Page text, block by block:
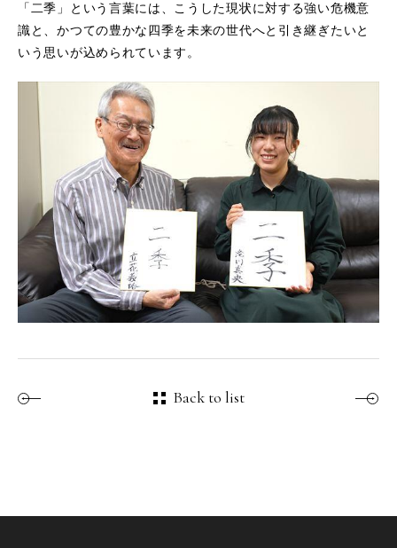
「二季」という言葉には、こうした現状に対する強い危機意
識と、かつての豊かな四季を未来の世代へと引き継ぎたいと
いう思いが込められています。
Back to list